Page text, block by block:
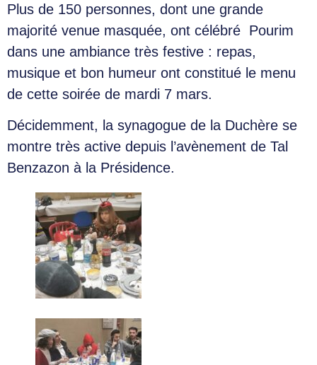
Plus de 150 personnes, dont une grande
majorité venue masquée, ont célébré Pourim
dans une ambiance très festive : repas,
musique et bon humeur ont constitué le menu
de cette soirée de mardi 7 mars.
Décidemment, la synagogue de la Duchère se
montre très active depuis l’avènement de Tal
Benzazon à la Présidence.